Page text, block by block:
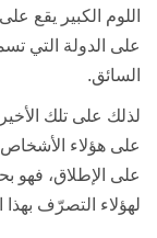
اللوم الكبير يقع
على الدولة التي
السائق.
لذلك على تلك
على هؤلاء
على الإطلاق، فهو
لهؤلاء التصرّف بهذا